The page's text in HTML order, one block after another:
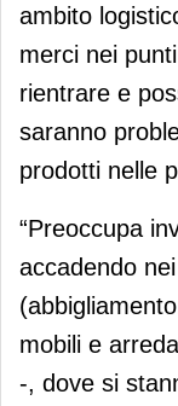
ambito
merci nei
rientrare e
saranno
prodotti nelle
“Preoccupa
accadendo
mobili e
-, dove si